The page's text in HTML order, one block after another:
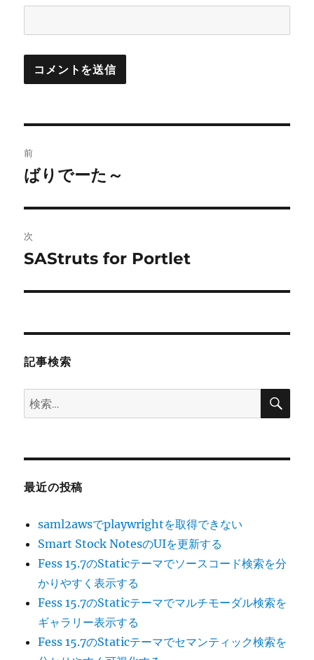
稿
ビ
ゲ
ー
前
前
投
稿:
ばりでーた～
次
次
投
SAStruts for Portlet
記事検索
検
索:
検
最近の投稿
saml2awsでplaywrightを取得できない
Smart Stock NotesのUIを更新する
Fess 15.7のStaticテーマでソースコード検索を分
かりやすく表示する
Fess 15.7のStaticテーマでマルチモーダル検索を
ギャラリー表示する
Fess 15.7のStaticテーマでセマンティック検索を